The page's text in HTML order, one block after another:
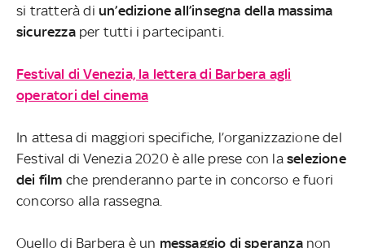
si tratterà di un’edizione all’insegna della massima
sicurezzaper tutti i partecipanti.
Festival di Venezia, la lettera di Barbera agli
operatori del cinema
In attesa di maggiori specifiche, l’organizzazione del
Festival di Venezia 2020 è alle prese con laselezione
dei film che prenderanno parte in concorso e fuori
concorso alla rassegna.
Quello di Barbera è un messaggio di speranzanon